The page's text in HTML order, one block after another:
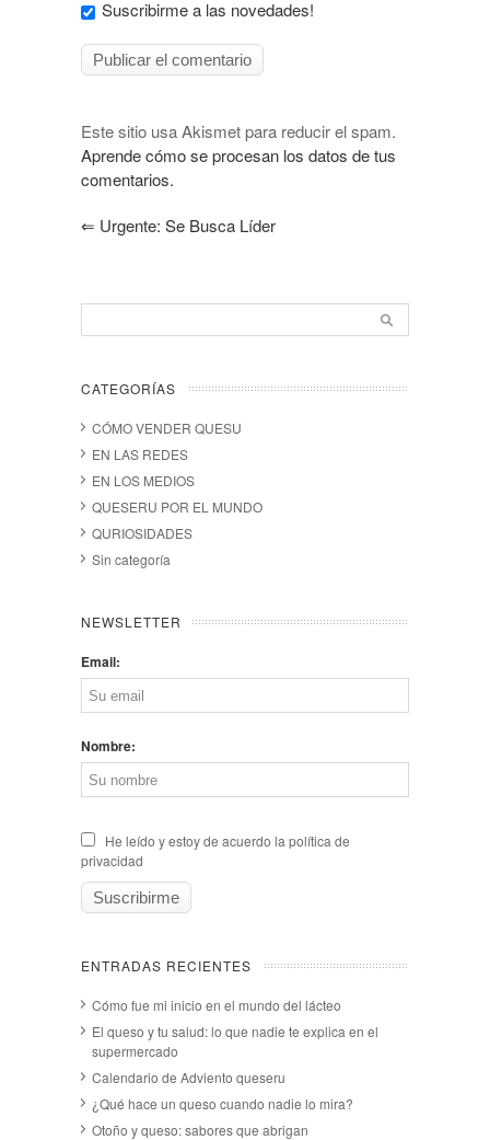
Suscribirme a las novedades!
Este sitio usa Akismet para reducir el spam.
Aprende cómo se procesan los datos de tus
comentarios.
⇐ Urgente: Se Busca Líder
CATEGORÍAS
CÓMO VENDER QUESU
EN LAS REDES
EN LOS MEDIOS
QUESERU POR EL MUNDO
QURIOSIDADES
Sin categoría
NEWSLETTER
Email:
Nombre:
He leído y estoy de acuerdo la política de
privacidad
ENTRADAS RECIENTES
Cómo fue mi inicio en el mundo del lácteo
El queso y tu salud: lo que nadie te explica en el
supermercado
Calendario de Adviento queseru
¿Qué hace un queso cuando nadie lo mira?
Otoño y queso: sabores que abrigan